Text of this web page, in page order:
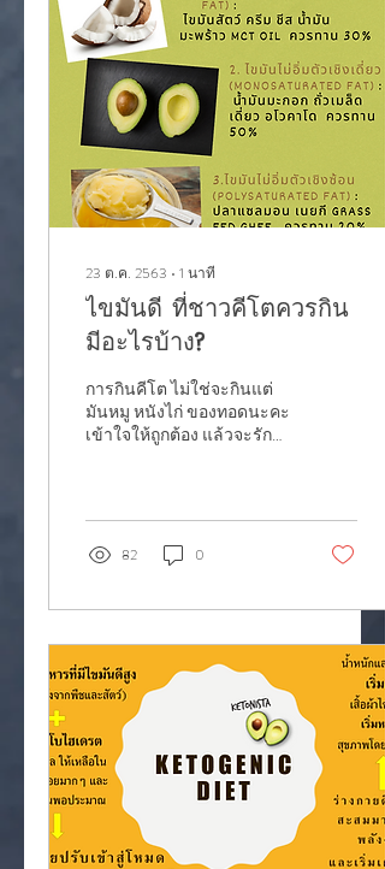
23 ต.ค. 2563 ∙ 1 นาที
ไขมันดี ที่ชาวคีโตควรกิน
มีอะไรบ้าง?
การกินคีโต ไม่ใช่จะกินแต่
มันหมู หนังไก่ ของทอดนะคะ
เข้าใจให้ถูกต้อง แล้วจะรักคี
82 0